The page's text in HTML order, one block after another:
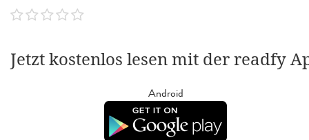
Jetzt kostenlos lesen mit der readfy
Android